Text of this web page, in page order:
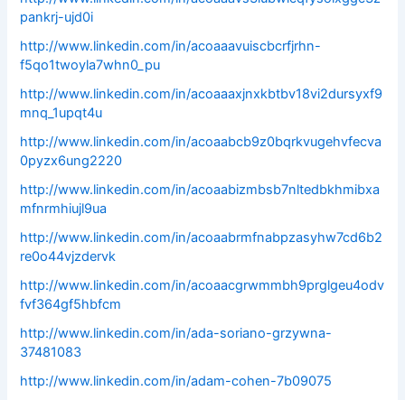
pankrj-ujd0i
http://www.linkedin.com/in/acoaaavuiscbcrfjrhn-
f5qo1twoyla7whn0_pu
http://www.linkedin.com/in/acoaaaxjnxkbtbv18vi2dursyxf9
mnq_1upqt4u
http://www.linkedin.com/in/acoaabcb9z0bqrkvugehvfecva
0pyzx6ung2220
http://www.linkedin.com/in/acoaabizmbsb7nltedbkhmibxa
mfnrmhiujl9ua
http://www.linkedin.com/in/acoaabrmfnabpzasyhw7cd6b2
re0o44vjzdervk
http://www.linkedin.com/in/acoaacgrwmmbh9prglgeu4odv
fvf364gf5hbfcm
http://www.linkedin.com/in/ada-soriano-grzywna-
37481083
http://www.linkedin.com/in/adam-cohen-7b09075